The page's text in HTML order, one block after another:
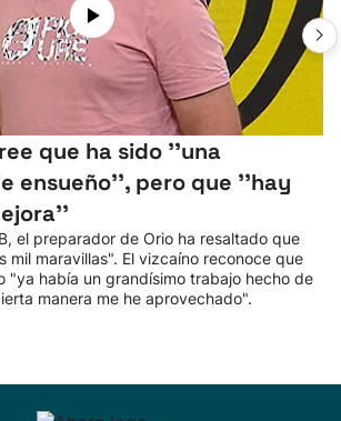
que ha sido ''una
ensueño'', pero que ''hay
el preparador de Orio ha resaltado que
mil maravillas". El vizcaíno reconoce que
"ya había un grandísimo trabajo hecho de
manera me he aprovechado".